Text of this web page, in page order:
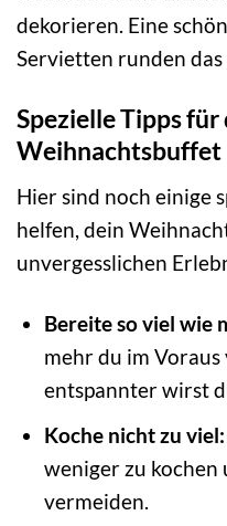
dekorieren. Eine
Servietten runden
Spezielle Tipps
Weihnachtsbuffet
Hier sind noch einige
helfen, dein
unvergesslichen
Bereite so viel wie
mehr du im
entspannter wirst
Koche nicht zu viel:
weniger zu kochen
vermeiden.